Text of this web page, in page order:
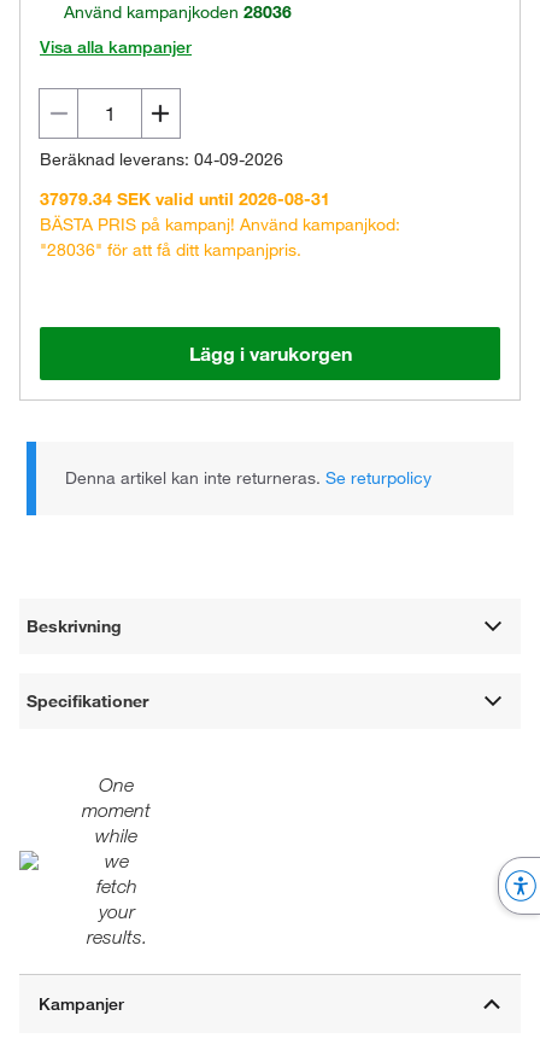
Använd kampanjkoden 28036
Visa alla kampanjer
Beräknad leverans: 04-09-2026
37979.34 SEK valid until 2026-08-31
BÄSTA PRIS på kampanj! Använd kampanjkod:
"28036" för att få ditt kampanjpris.
Lägg i varukorgen
Denna artikel kan inte returneras.Se returpolicy
Beskrivning
Specifikationer
One
moment
while
we
fetch
your
results.